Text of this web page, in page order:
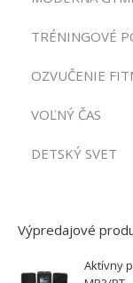
TRÉNINGOVÉ
OZVUČENIE
VOĽNÝ ČAS
DETSKÝ SVET
Výpredajové
Aktívny